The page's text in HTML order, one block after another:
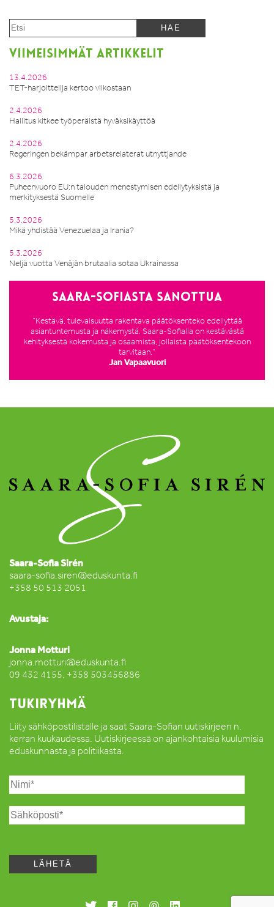
VIIMEISIMMÄT ARTIKKELIT
13.4.2026
TET-harjoittelija kertoo viikostaan
2.4.2026
Hallitus kitkee työperäistä hyväksikäyttöä
2.4.2026
Regeringen bekämpar arbetsrelaterat utnyttjande
6.3.2026
Puheenvuoro EU:n talouden menestymisen edellytyksistä ja
merkityksestä Suomelle
5.3.2026
Mikä yhdistää Venezuelaa ja Irania?
5.3.2026
Neljä vuotta Venäjän brutaalia sotaa Ukrainassa
Saara-Sofiasta sanottua
”Kestävä, tulevaisuutta rakentava päätöksenteko edellyttää
asiantuntemusta ja näkemystä. Saara-Sofialla on kestävästä
kehityksestä kokemusta ja osaamista, jollaista päätöksentekoon
tarvitaan.”
Jan Vapaavuori
Saara-Sofia Sirén
saara-sofia.siren@eduskunta.fi
+358 50 513 2051
Avustaja:
Jonna Motturi
jonna.motturi@eduskunta.fi
09 432 4155, +358 503456886
TUKIRYHMÄ
Liity sähköpostilistalle ja saat Saara-Sofian uutiskirjeen n.
kerran kuukaudessa. Uutiskirjeessä on ajankohtaisia kuulumisia
eduskunnasta ja politiikasta.